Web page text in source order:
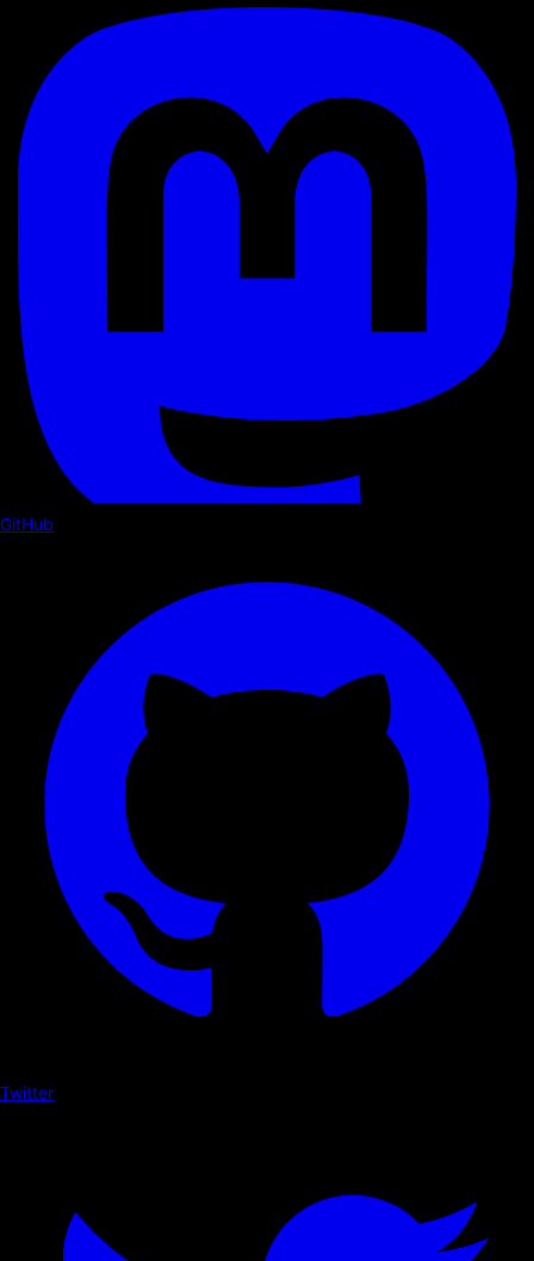
GitHub
Twitter